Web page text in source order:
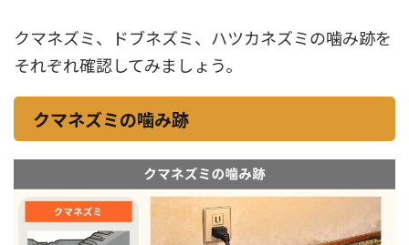
クマネズミ、ドブネズミ、ハツカネズミの噛み跡を
それぞれ確認してみましょう。
クマネズミの噛み跡